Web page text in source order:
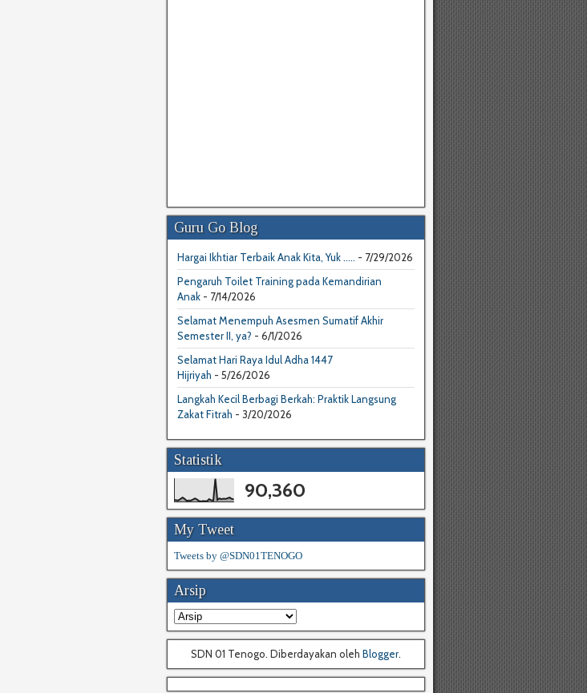
Guru Go Blog
Hargai Ikhtiar Terbaik Anak Kita, Yuk ..... - 7/29/2026
Pengaruh Toilet Training pada Kemandirian
Anak- 7/14/2026
Selamat Menempuh Asesmen Sumatif Akhir
Semester II, ya? - 6/1/2026
Selamat Hari Raya Idul Adha 1447
Hijriyah - 5/26/2026
Langkah Kecil Berbagi Berkah: Praktik Langsung
Zakat Fitrah - 3/20/2026
Statistik
90,360
My Tweet
Tweets by @SDN01TENOGO
Arsip
SDN 01 Tenogo. Diberdayakan oleh Blogger.